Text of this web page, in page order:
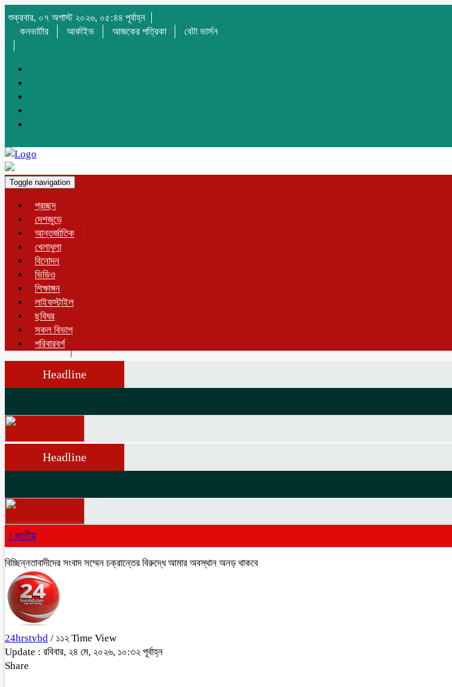
শুক্রবার, ০৭ অগাস্ট ২০২৬, ০৫:৪৪ পূর্বাহ্ন
কনভার্টার
আর্কাইভ আজকের পত্রিকা বেটা ভার্সন
Toggle navigation
প্রচ্ছদ
দেশজুড়ে
আন্তর্জাতিক
খেলাধুলা
বিনোদন
ভিডিও
শিক্ষাঙ্গন
লাইফস্টাইল
ছবিঘর
সকল বিভাগ
পরিবারবর্গ
Headline
Headline
/ জাতীয়
বিচ্ছিন্নতাবাদীদের সংবাদ সম্মেন চক্রান্তের বিরুদ্ধে আমার অবস্থান অনড় থাকবে
24hrstvbd / ১১২ Time View
Update : রবিবার, ২৪ মে, ২০২৬, ১০:৩২ পূর্বাহ্ন
Share